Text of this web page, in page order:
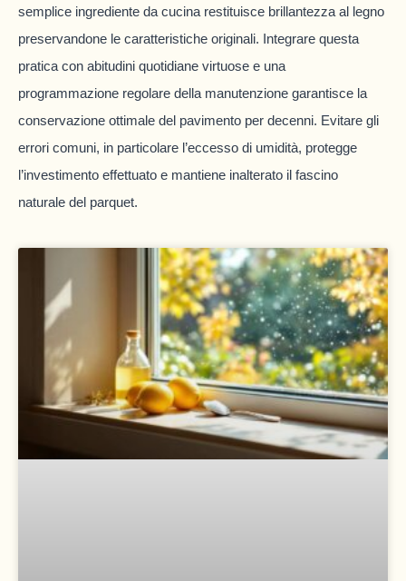
semplice ingrediente da cucina restituisce brillantezza al legno
preservandone le caratteristiche originali. Integrare questa
pratica con abitudini quotidiane virtuose e una
programmazione regolare della manutenzione garantisce la
conservazione ottimale del pavimento per decenni. Evitare gli
errori comuni, in particolare l’eccesso di umidità, protegge
l’investimento effettuato e mantiene inalterato il fascino
naturale del parquet.